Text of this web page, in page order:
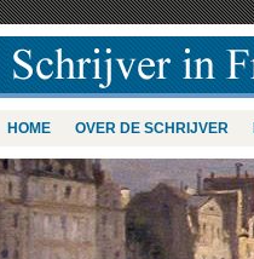
HOME OVER DE SCHRIJVER